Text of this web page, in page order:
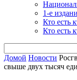
1-е
Кто есть
Кто есть
Домой Новости
свыше двух тысяч